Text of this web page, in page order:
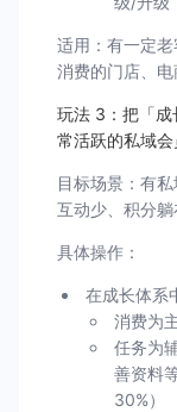
适用：有一定
消费的门店、电
玩法 3：把「成
常活跃的私域
目标场景：有
互动少、积分躺
具体操作：
在成长体系
消费为
任务为
善资料
30%）